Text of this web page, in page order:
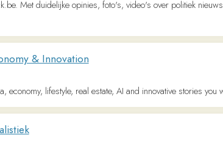
echt toe doen. Feitelijk, betrouwbaar, diepgravend en genuanceerd.
sport en lifestyle. Lees online de krant en DS Avond.